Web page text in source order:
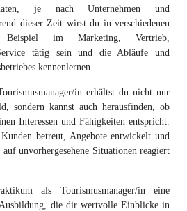
es bei der Vertragserstellung darauf zu
Punkte für eine erfolgreiche
Praktikantin oder Praktikant und
werden.
je nach Unternehmen und
dieser Zeit wirst du in verschiedenen
im Marketing, Vertrieb,
tätig sein und die Abläufe und
kennenlernen.
in erhältst du nicht nur
sondern kannst auch herausfinden, ob
Interessen und Fähigkeiten entspricht.
betreut, Angebote entwickelt und
unvorhergesehene Situationen reagiert
als Tourismusmanager/in eine
die dir wertvolle Einblicke in